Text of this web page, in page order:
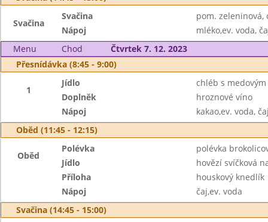
Svačina
Svačina
pom. zeleninová,
Nápoj
mléko,ev. voda,
Menu
Chod
Čtvrtek 7. 12. 2023
Přesnídávka (8:45 - 9:00)
1
Jídlo
chléb s
Doplněk
hroznové víno
Nápoj
kakao,ev. voda,
Oběd (11:45 - 12:15)
Oběd
Polévka
polévka
Jídlo
hovězí svíčková
Příloha
houskový knedlík
Nápoj
čaj,ev. voda
Svačina (14:45 - 15:00)